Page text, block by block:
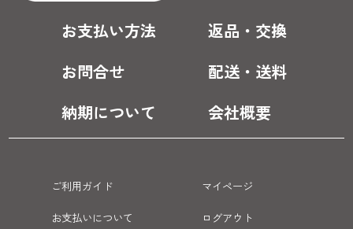
お支払い方法
返品・交換
お問合せ
配送・送料
納期について
会社概要
ご利用ガイド
マイページ
お支払いについて
ログアウト